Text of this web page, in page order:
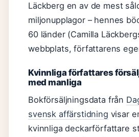
Läckberg en av de mest
miljonupplagor – hennes
60 länder (Camilla
webbplats, författarens
Kvinnliga författares
med manliga
Bokförsäljningsdata från
svensk affärstidning visar
kvinnliga deckarförfattare